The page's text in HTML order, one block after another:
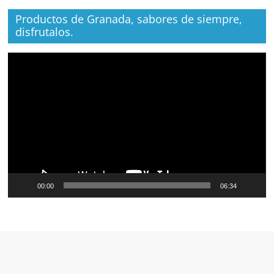
Productos de Granada, sabores de siempre,
disfrutalos.
00:00 06:34